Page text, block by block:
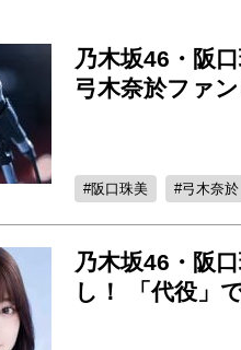
乃木坂46・阪
弓木奈於ファ
阪口珠美 弓木奈於
乃木坂46・阪
し！ 「代役」